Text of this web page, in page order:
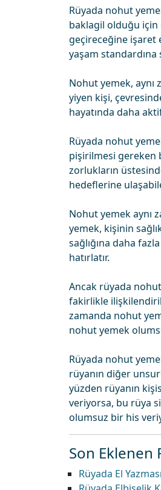
Rüyada nohut
baklagil olduğu için
geçireceğine işaret
yaşam standardına
Nohut yemek,
yiyen kişi,
hayatında daha
Rüyada nohut
pişirilmesi gereken
zorlukların
hedeflerine
Nohut yemek aynı
yemek, kişinin
sağlığına daha
hatırlatır.
Ancak rüyada
fakirlikle
zamanda nohut
nohut yemek
Rüyada nohut
rüyanın diğer
yüzden rüyanın
veriyorsa, bu rüya
olumsuz bir his
Son Eklenen
Rüyada El